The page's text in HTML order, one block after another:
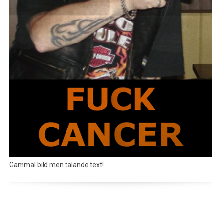
Gammal bild men talande text!